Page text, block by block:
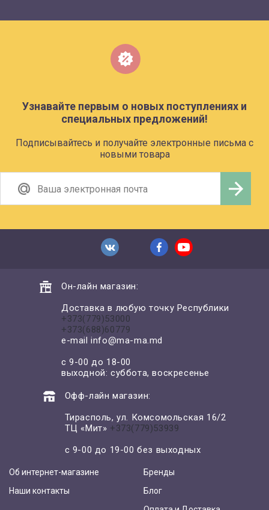
Узнавайте первым о новых поступлениях и
специальных предложений!
Подписывайтесь и получайте электронные письма с
новыми товара
Он-лайн магазин:
Доставка в любую точку Республики
+373(779)53000
+373(688)60779
e-mailinfo@ma-ma.md
с 9-00 до 18-00
выходной: суббота, воскресенье
Офф-лайн магазин:
Тирасполь, ул. Комсомольская 16/2
ТЦ «Мит» +373(779)53939
с 9-00 до 19-00 без выходных
Об интернет-магазине
Наши контакты
Бренды
Блог